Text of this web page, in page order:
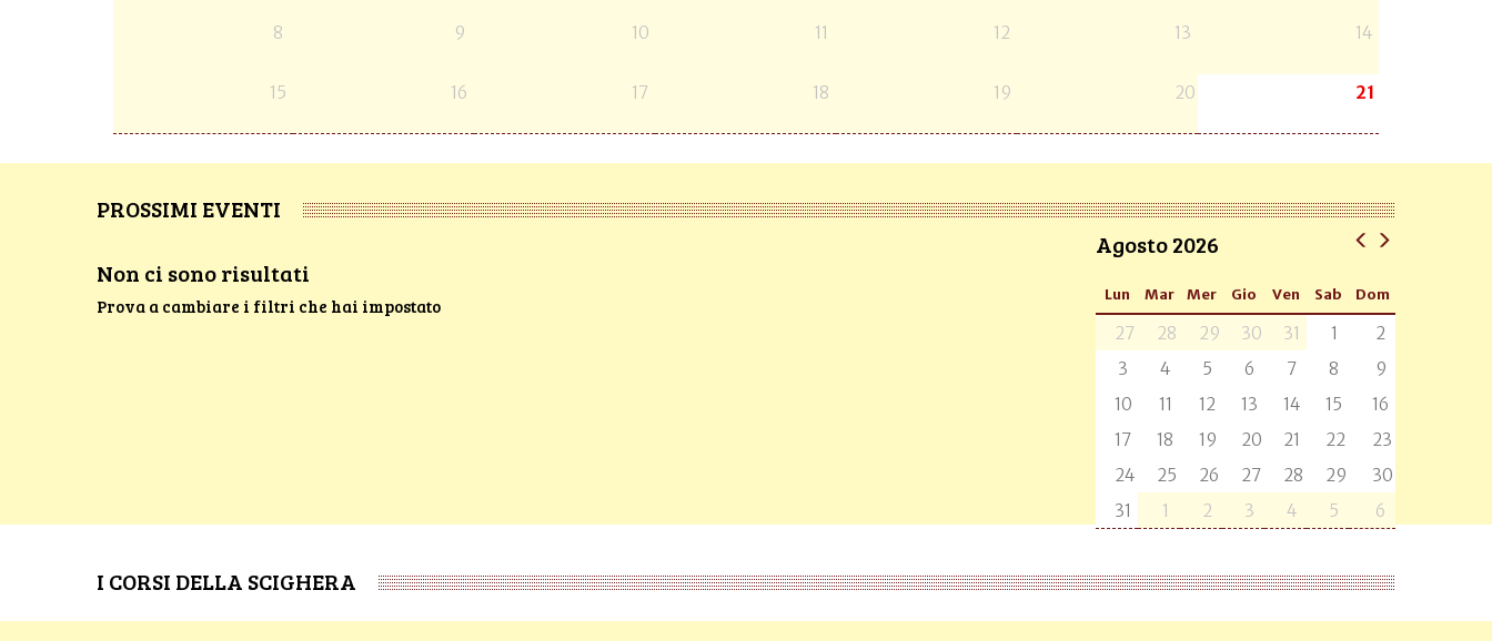
8 9 10 11 12 13 14
15 16 17 18 19 20 21
PROSSIMI EVENTI
Non ci sono risultati
Prova a cambiare i filtri che hai impostato
Agosto 2026
Lun Mar Mer Gio Ven Sab Dom
27 28 29 30 31 1
2
3
4 5 6 7 8
9
10
11 12 13 14 15
16
17
18 19 20 21 22
23
24
25 26 27 28 29
30
31
1 2 3 4 5 6
I CORSI DELLA SCIGHERA